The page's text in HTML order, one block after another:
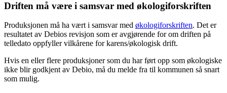
Driften må være i samsvar med økologiforskriften
Produksjonen må ha vært i samsvar med økologiforskriften. Det er
resultatet av Debios revisjon som er avgjørende for om driften på
telledato oppfyller vilkårene for karens/økologisk drift.
Hvis en eller flere produksjoner som du har ført opp som økologiske
ikke blir godkjent av Debio, må du melde fra til kommunen så snart
som mulig.